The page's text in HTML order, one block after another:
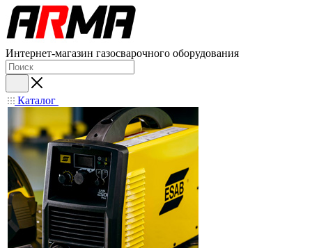
Интернет-магазин газосварочного оборудования
Каталог